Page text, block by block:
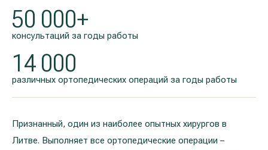
50 000+
консультаций за годы работы
14 000
различных ортопедических операций за годы работы
Признанный, один из наиболее опытных хирургов в
Литве. Выполняет все ортопедические операции –